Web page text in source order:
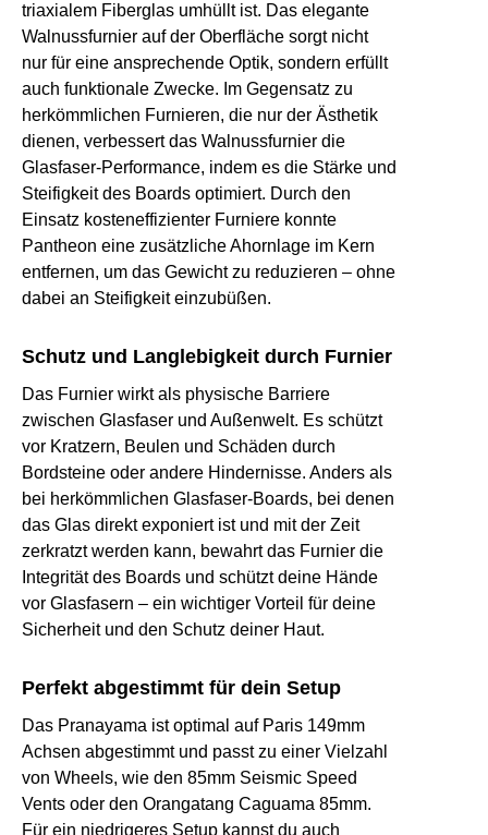
triaxialem Fiberglas umhüllt ist. Das elegante
Walnussfurnier auf der Oberfläche sorgt nicht
nur für eine ansprechende Optik, sondern erfüllt
auch funktionale Zwecke. Im Gegensatz zu
herkömmlichen Furnieren, die nur der Ästhetik
dienen, verbessert das Walnussfurnier die
Glasfaser-Performance, indem es die Stärke und
Steifigkeit des Boards optimiert. Durch den
Einsatz kosteneffizienter Furniere konnte
Pantheon eine zusätzliche Ahornlage im Kern
entfernen, um das Gewicht zu reduzieren – ohne
dabei an Steifigkeit einzubüßen.
Schutz und Langlebigkeit durch Furnier
Das Furnier wirkt als physische Barriere
zwischen Glasfaser und Außenwelt. Es schützt
vor Kratzern, Beulen und Schäden durch
Bordsteine oder andere Hindernisse. Anders als
bei herkömmlichen Glasfaser-Boards, bei denen
das Glas direkt exponiert ist und mit der Zeit
zerkratzt werden kann, bewahrt das Furnier die
Integrität des Boards und schützt deine Hände
vor Glasfasern – ein wichtiger Vorteil für deine
Sicherheit und den Schutz deiner Haut.
Perfekt abgestimmt für dein Setup
Das Pranayama ist optimal auf Paris 149mm
Achsen abgestimmt und passt zu einer Vielzahl
von Wheels, wie den 85mm Seismic Speed
Vents oder den Orangatang Caguama 85mm.
Für ein niedrigeres Setup kannst du auch